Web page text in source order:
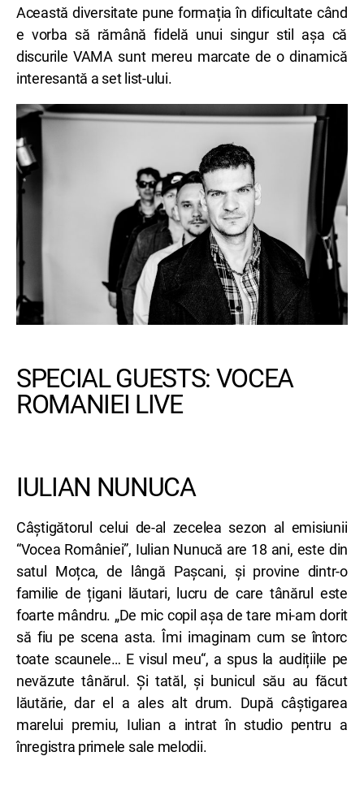
Această diversitate pune formația în dificultate când
e vorba să rămână fidelă unui singur stil așa că
discurile VAMA sunt mereu marcate de o dinamică
interesantă a set list-ului.
SPECIAL GUESTS: VOCEA
ROMANIEI LIVE
IULIAN NUNUCA
Câștigătorul celui de-al zecelea sezon al emisiunii
“Vocea României”, Iulian Nunucă are 18 ani, este din
satul Moțca, de lângă Pașcani, și provine dintr-o
familie de țigani lăutari, lucru de care tânărul este
foarte mândru. „De mic copil așa de tare mi-am dorit
să fiu pe scena asta. Îmi imaginam cum se întorc
toate scaunele… E visul meu“, a spus la audițiile pe
nevăzute tânărul. Și tatăl, și bunicul său au făcut
lăutărie, dar el a ales alt drum. După câștigarea
marelui premiu, Iulian a intrat în studio pentru a
înregistra primele sale melodii.